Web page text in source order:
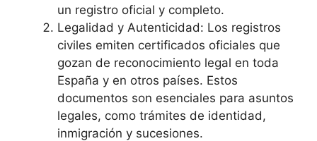
un registro oficial y completo.
Legalidad y Autenticidad: Los registros
civiles emiten certificados oficiales que
gozan de reconocimiento legal en toda
España y en otros países. Estos
documentos son esenciales para asuntos
legales, como trámites de identidad,
inmigración y sucesiones.